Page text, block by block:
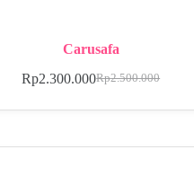
Carusafa
Rp2.500.000
Rp2.300.000